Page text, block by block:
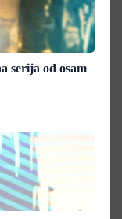
serija od osam